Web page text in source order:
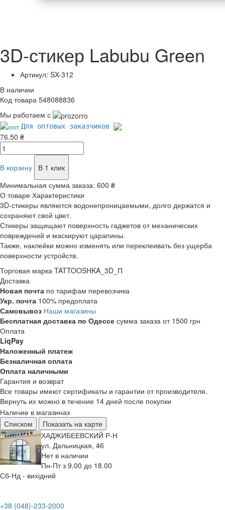
3D-стикер Labubu Green
Артикул: SX-312
В наличии
Код товара 548088836
Мы работаем с
Для оптовых заказчиков
76.50 ₴
В корзину
В 1 клик
Минимальная сумма заказа: 600 ₴
О товаре Характеристики
3D-стикеры являются водонепроницаемыми, долго держатся и
сохраняют свой цвет.
Стикеры защищают поверхность гаджетов от механических
повреждений и маскируют царапины.
Также, наклейки можно изменять или переклеивать без ущерба
поверхности устройств.
Торговая марка TATTOOSHKA_3D_П
Доставка
Новая почта по тарифам перевозчика
Укр. почта 100% предоплата
Самовывоз Наши магазины
Бесплатная доставка по Одессе сумма заказа от 1500 грн
Оплата
LiqPay
Наложенный платеж
Безналичная оплата
Оплата наличными
Гарантия и возврат
Все товары имеют сертификаты и гарантии от производителя.
Вернуть их можно в течение 14 дней после покупки
Наличие в магазинах
Списком
Показать на карте
ХАДЖИБЕЕВСКИЙ Р-Н
ул. Дальницкая, 46
Нет в наличии
Пн-Пт з 9.00 до 18.00
Сб-Нд - вихідний
+38 (048)-233-2000